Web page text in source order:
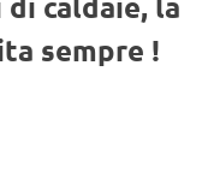
sempre !